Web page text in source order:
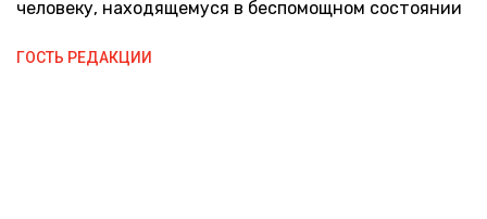
человеку, находящемуся в беспомощном состоянии
ГОСТЬ РЕДАКЦИИ